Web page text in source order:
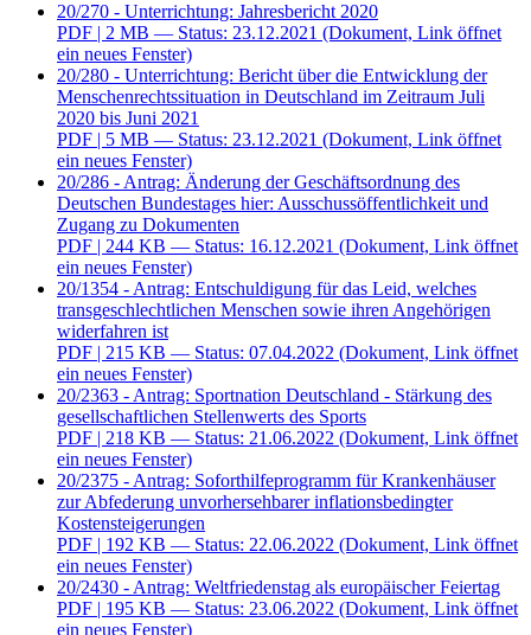
20/270 - Unterrichtung: Jahresbericht 2020
PDF | 2 MB — Status: 23.12.2021 (Dokument, Link öffnet
ein neues Fenster)
20/280 - Unterrichtung: Bericht über die Entwicklung der
Menschenrechtssituation in Deutschland im Zeitraum Juli
2020 bis Juni 2021
PDF | 5 MB — Status: 23.12.2021 (Dokument, Link öffnet
ein neues Fenster)
20/286 - Antrag: Änderung der Geschäftsordnung des
Deutschen Bundestages hier: Ausschussöffentlichkeit und
Zugang zu Dokumenten
PDF | 244 KB — Status: 16.12.2021 (Dokument, Link öffnet
ein neues Fenster)
20/1354 - Antrag: Entschuldigung für das Leid, welches
transgeschlechtlichen Menschen sowie ihren Angehörigen
widerfahren ist
PDF | 215 KB — Status: 07.04.2022 (Dokument, Link öffnet
ein neues Fenster)
20/2363 - Antrag: Sportnation Deutschland - Stärkung des
gesellschaftlichen Stellenwerts des Sports
PDF | 218 KB — Status: 21.06.2022 (Dokument, Link öffnet
ein neues Fenster)
20/2375 - Antrag: Soforthilfeprogramm für Krankenhäuser
zur Abfederung unvorhersehbarer inflationsbedingter
Kostensteigerungen
PDF | 192 KB — Status: 22.06.2022 (Dokument, Link öffnet
ein neues Fenster)
20/2430 - Antrag: Weltfriedenstag als europäischer Feiertag
PDF | 195 KB — Status: 23.06.2022 (Dokument, Link öffnet
ein neues Fenster)